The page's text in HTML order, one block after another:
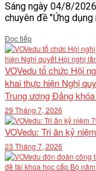
Sáng ngày 04/8/
chuyên đề "Ứng dụng
Đọc tiếpDetails
VOVedu tổ chức Hội
khai thực hiện Nghị
Trung ương Đảng
29 Tháng 7, 2026
VOVedu: Tri ân kỷ
23 Tháng 7, 2026